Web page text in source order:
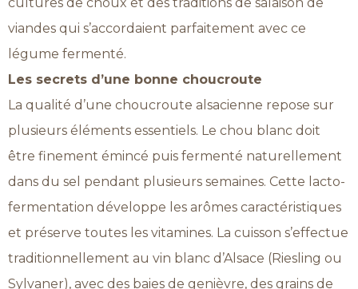
viandes qui s’accordaient parfaitement avec ce
légume fermenté.
Les secrets d’une bonne choucroute
La qualité d’une choucroute alsacienne repose sur
plusieurs éléments essentiels. Le chou blanc doit
être finement émincé puis fermenté naturellement
dans du sel pendant plusieurs semaines. Cette lacto-
fermentation développe les arômes caractéristiques
et préserve toutes les vitamines. La cuisson s’effectue
traditionnellement au vin blanc d’Alsace (Riesling ou
Sylvaner), avec des baies de genièvre, des grains de